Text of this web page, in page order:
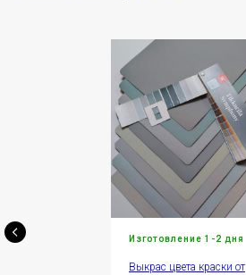
Изготовление 1-2 дня
Выкрас цвета краски от